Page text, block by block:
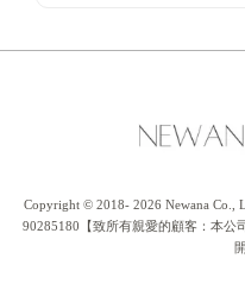
Copyright © 2018- 2026 Newana Co.,
90285180【致所有親愛的顧客：本公